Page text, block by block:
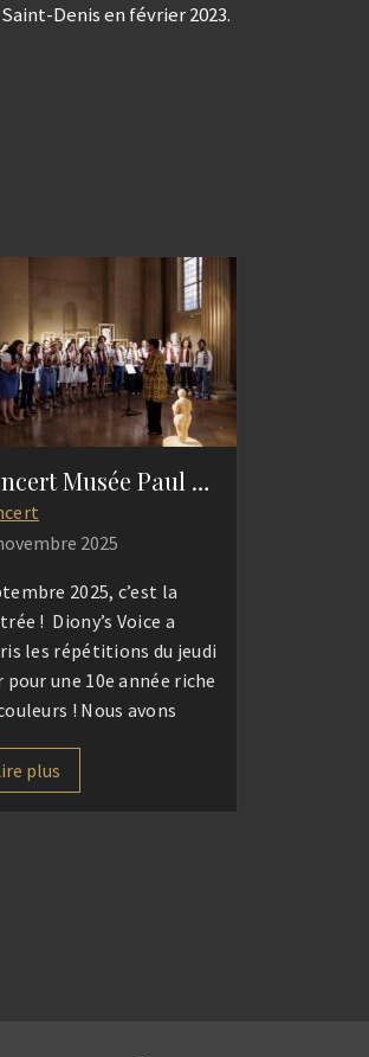
Denis en février 2023.
Concert Musée Paul Eluard
2025
2025, c’est la
! Diony’s Voice a
les répétitions du jeudi
pour une 10e année riche
! Nous avons
vendredi 19 septembre au
Paul Eluard de Saint-
plus